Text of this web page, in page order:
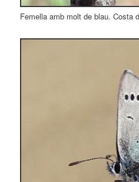
Femella amb molt de blau. Costa